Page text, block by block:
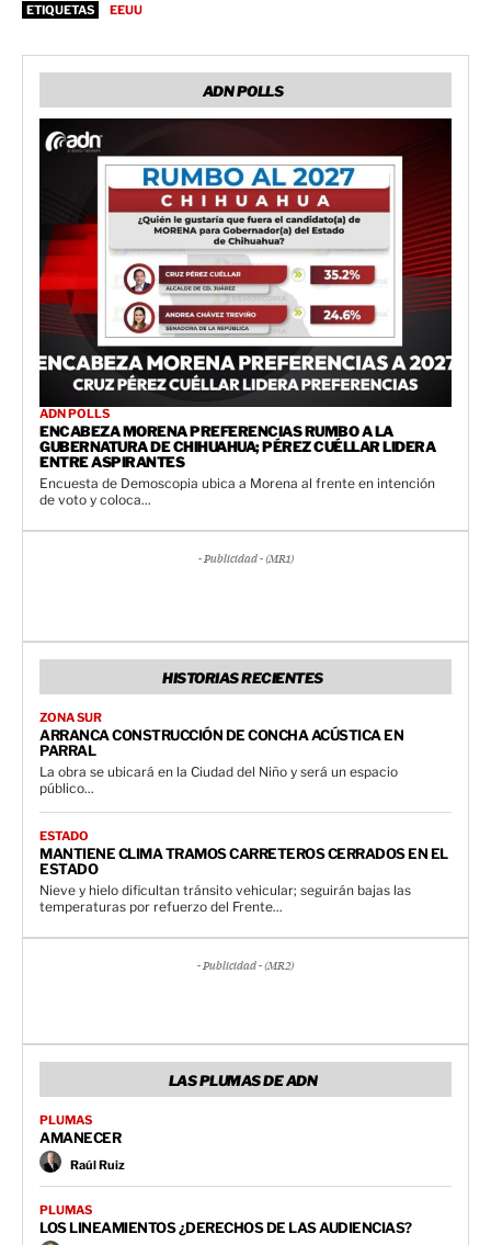
ETIQUETAS EEUU
ADN POLLS
ADN POLLS
ENCABEZA MORENA PREFERENCIAS RUMBO A LA
GUBERNATURA DE CHIHUAHUA; PÉREZ CUÉLLAR LIDERA
ENTRE ASPIRANTES
Encuesta de Demoscopia ubica a Morena al frente en intención
de voto y coloca...
- Publicidad - (MR1)
HISTORIAS RECIENTES
ZONA SUR
ARRANCA CONSTRUCCIÓN DE CONCHA ACÚSTICA EN
PARRAL
La obra se ubicará en la Ciudad del Niño y será un espacio
público...
ESTADO
MANTIENE CLIMA TRAMOS CARRETEROS CERRADOS EN EL
ESTADO
Nieve y hielo dificultan tránsito vehicular; seguirán bajas las
temperaturas por refuerzo del Frente...
- Publicidad - (MR2)
LAS PLUMAS DE ADN
PLUMAS
AMANECER
Raúl Ruiz
PLUMAS
LOS LINEAMIENTOS ¿DERECHOS DE LAS AUDIENCIAS?